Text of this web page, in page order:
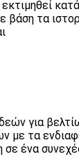
βάση τα
για
με τα
σε ένα